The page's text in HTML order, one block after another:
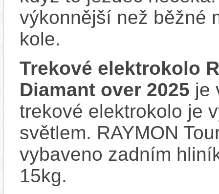
výkonnější než běžné
kole.
Trekové elektrokolo
Diamant over 2025 je
trekové elektrokolo je
světlem. RAYMON
vybaveno zadním
15kg.